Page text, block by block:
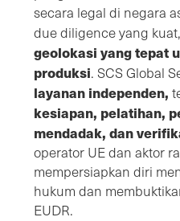
secara legal di negara
due diligence yang
geolokasi yang tepat
produksi. SCS Global
layanan independen,
kesiapan, pelatihan,
mendadak, dan
operator UE dan aktor
mempersiapkan diri
hukum dan
EUDR.